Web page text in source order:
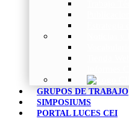
GRUPOS DE TRABAJO
SIMPOSIUMS
PORTAL LUCES CEI